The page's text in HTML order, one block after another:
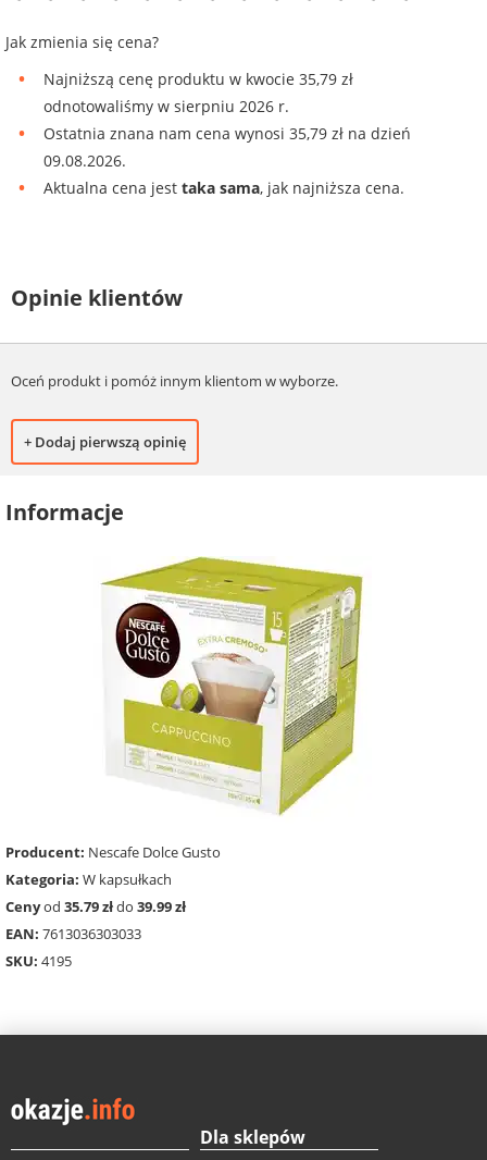
Jak zmienia się cena?
Najniższą cenę produktu w kwocie 35,79 zł
odnotowaliśmy w sierpniu 2026 r.
Ostatnia znana nam cena wynosi 35,79 zł na dzień
09.08.2026.
Aktualna cena jest taka sama, jak najniższa cena.
Opinie klientów
Oceń produkt i pomóż innym klientom w wyborze.
+ Dodaj pierwszą opinię
Informacje
Producent: Nescafe Dolce Gusto
Kategoria: W kapsułkach
Cenyod 35.79 złdo 39.99 zł
EAN: 7613036303033
SKU: 4195
Dla sklepów